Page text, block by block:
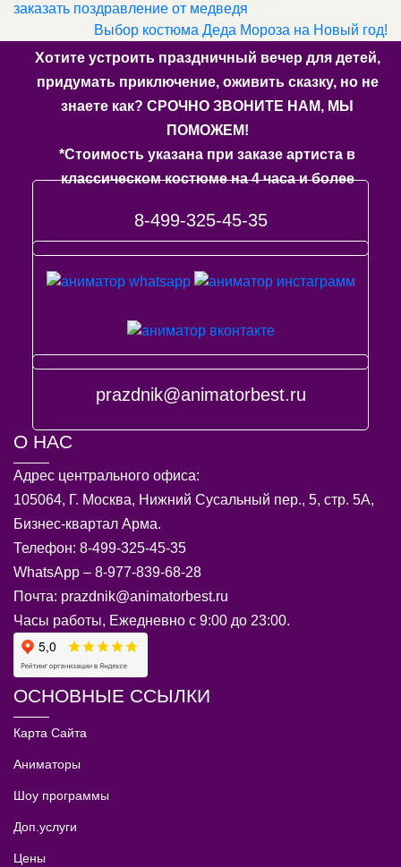
заказать поздравление от медведя
Выбор костюма Деда Мороза на Новый год!
Хотите устроить праздничный вечер для детей,
придумать приключение, оживить сказку, но не
знаете как? СРОЧНО ЗВОНИТЕ НАМ, МЫ
ПОМОЖЕМ!
*Стоимость указана при заказе артиста в
классическом костюме на 4 часа и более
8-499-325-45-35
prazdnik@animatorbest.ru
О НАС
Адрес центрального офиса:
105064, Г. Москва, Нижний Сусальный пер., 5, стр. 5А,
Бизнес-квартал Арма.
Телефон: 8-499-325-45-35
WhatsApp – 8-977-839-68-28
Почта: prazdnik@animatorbest.ru
Часы работы, Ежедневно с 9:00 до 23:00.
ОСНОВНЫЕ ССЫЛКИ
Карта Сайта
Аниматоры
Шоу программы
Доп.услуги
Цены